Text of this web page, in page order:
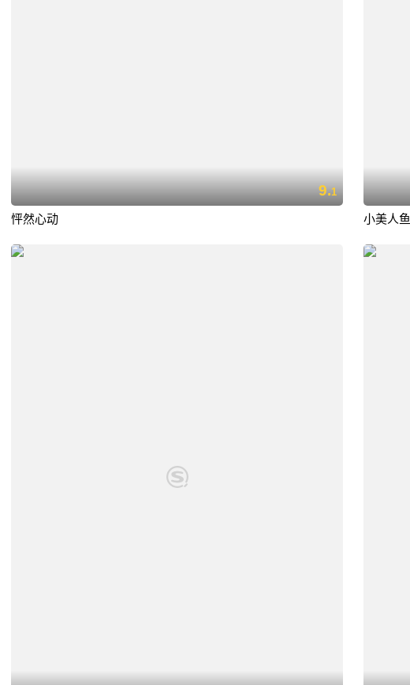
9.1
怦然心动 小美人鱼